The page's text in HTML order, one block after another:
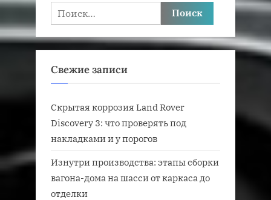
Найти:
Свежие записи
Скрытая коррозия Land Rover
Discovery 3: что проверять под
накладками и у порогов
Изнутри производства: этапы сборки
вагона-дома на шасси от каркаса до
отделки